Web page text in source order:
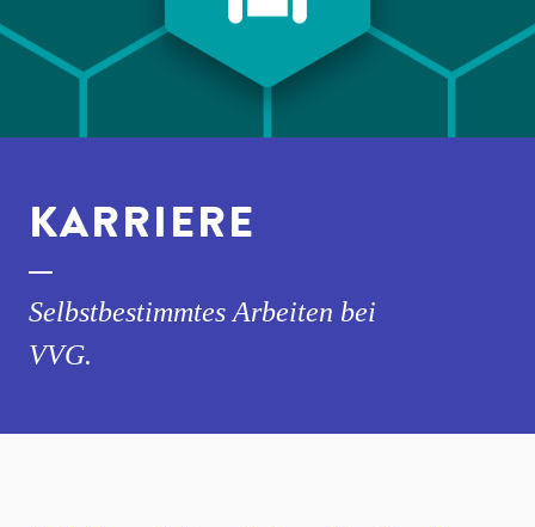
KARRIERE
Selbstbestimmtes Arbeiten bei
VVG.